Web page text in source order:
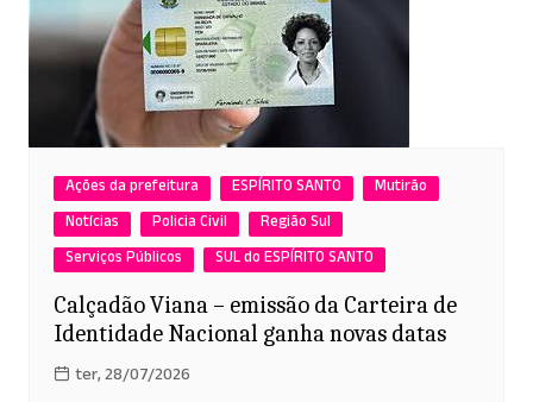
Ações da prefeitura ESPÍRITO SANTO
Mutirão
Notícias
Policia Civil
Região Sul
Serviços Públicos
SUL do ESPÍRITO SANTO
Calçadão Viana – emissão da Carteira de
Identidade Nacional ganha novas datas
ter, 28/07/2026